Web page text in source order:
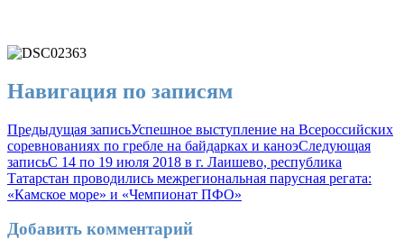
Навигация по записям
Предыдущая записьУспешное выступление на Всероссийских
соревнованиях по гребле на байдарках и каноэСледующая
записьС 14 по 19 июля 2018 в г. Лаишево, республика
Татарстан проводились межрегиональная парусная регата:
«Камское море» и «Чемпионат ПФО»
Добавить комментарий